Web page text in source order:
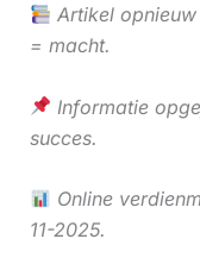
Artikel
= macht.
Informatie
succes.
Online
11-2025.